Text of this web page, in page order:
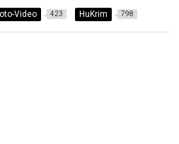
Video 423 HuKrim 798